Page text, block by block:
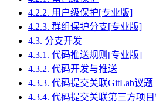
4.2.2. 用户级保护[专业版]
4.2.3. 群组保护分支[专业版]
4.3. 分支开发
4.3.1. 代码推送规则[专业版]
4.3.2. 代码开发与推送
4.3.3. 代码提交关联GitLab议题
4.3.4. 代码提交关联第三方项